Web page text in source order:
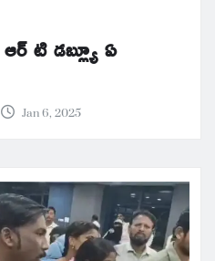
టి డబ్ల్యూ ఏ
Jan 6, 2025